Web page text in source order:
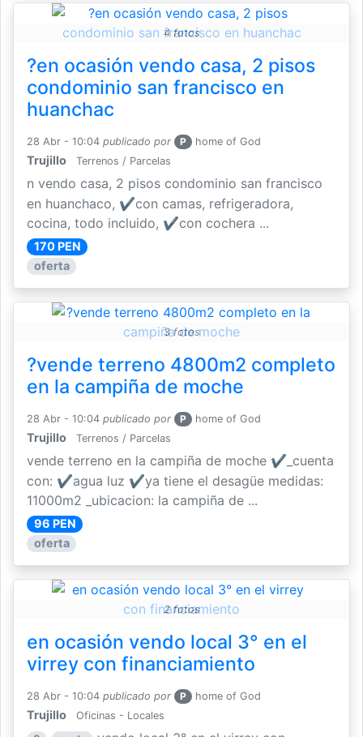
4 fotos
?en ocasión vendo casa, 2 pisos
condominio san francisco en
huanchac
28 Abr - 10:04 publicado por P home of God
Trujillo Terrenos / Parcelas
n vendo casa, 2 pisos condominio san francisco
en huanchaco, ✔con camas, refrigeradora,
cocina, todo incluido, ✔con cochera ...
170 PEN
oferta
3 fotos
?vende terreno 4800m2 completo
en la campiña de moche
28 Abr - 10:04 publicado por P home of God
Trujillo Terrenos / Parcelas
vende terreno en la campiña de moche ✔_cuenta
con: ✔agua luz ✔ya tiene el desagüe medidas:
11000m2 _ubicacion: la campiña de ...
96 PEN
oferta
2 fotos
en ocasión vendo local 3° en el
virrey con financiamiento
28 Abr - 10:04 publicado por P home of God
Trujillo Oficinas - Locales